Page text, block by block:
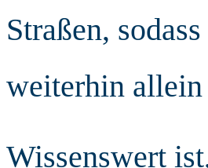
Straßen,
weiterhin allein
Wissenswert